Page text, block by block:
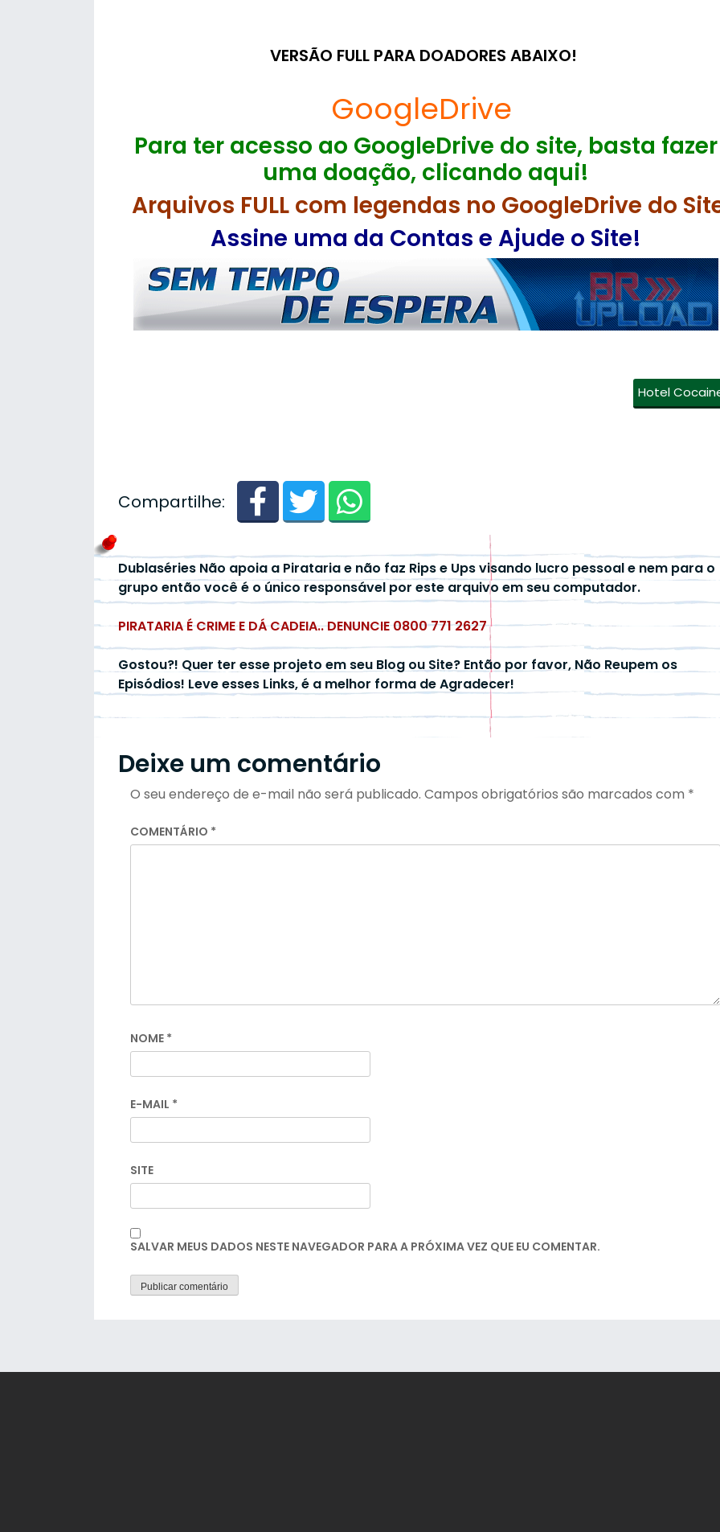
VERSÃO FULL PARA DOADORES ABAIXO!
GoogleDrive
Para ter acesso ao GoogleDrive do site, basta fazer
uma doação, clicando aqui!
Arquivos FULL com legendas no GoogleDrive do
Assine uma da Contas e Ajude o Site!
Hotel
Compartilhe:
Dublaséries Não apoia a Pirataria e não faz Rips e Ups visando lucro pessoal e nem para o
grupo então você é o único responsável por este arquivo em seu computador.
PIRATARIA É CRIME E DÁ CADEIA.. DENUNCIE 0800 771 2627
Gostou?! Quer ter esse projeto em seu Blog ou Site? Então por favor, Não Reupem os
Episódios! Leve esses Links, é a melhor forma de Agradecer!
Deixe um comentário
O seu endereço de e-mail não será publicado. Campos obrigatórios são marcados com *
COMENTÁRIO *
NOME *
E-MAIL *
SITE
SALVAR MEUS DADOS NESTE NAVEGADOR PARA A PRÓXIMA VEZ QUE EU COMENTAR.